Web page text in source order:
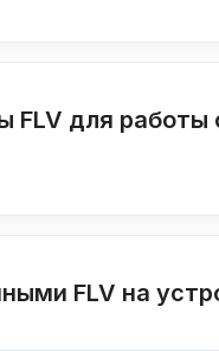
FLV для
FLV на